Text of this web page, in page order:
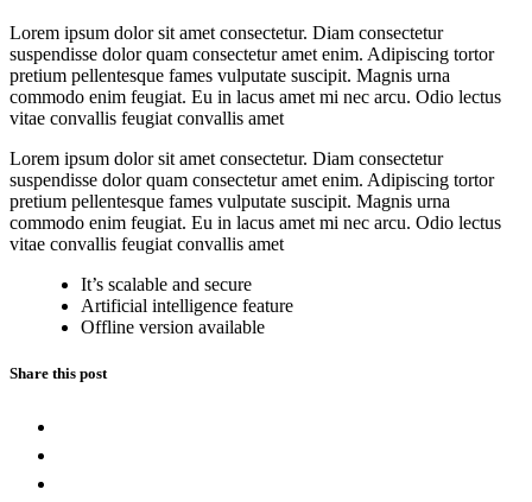
Lorem ipsum dolor sit amet consectetur. Diam consectetur
suspendisse dolor quam consectetur amet enim. Adipiscing tortor
pretium pellentesque fames vulputate suscipit. Magnis urna
commodo enim feugiat. Eu in lacus amet mi nec arcu. Odio lectus
vitae convallis feugiat convallis amet
Lorem ipsum dolor sit amet consectetur. Diam consectetur
suspendisse dolor quam consectetur amet enim. Adipiscing tortor
pretium pellentesque fames vulputate suscipit. Magnis urna
commodo enim feugiat. Eu in lacus amet mi nec arcu. Odio lectus
vitae convallis feugiat convallis amet
It’s scalable and secure
Artificial intelligence feature
Offline version available
Share this post